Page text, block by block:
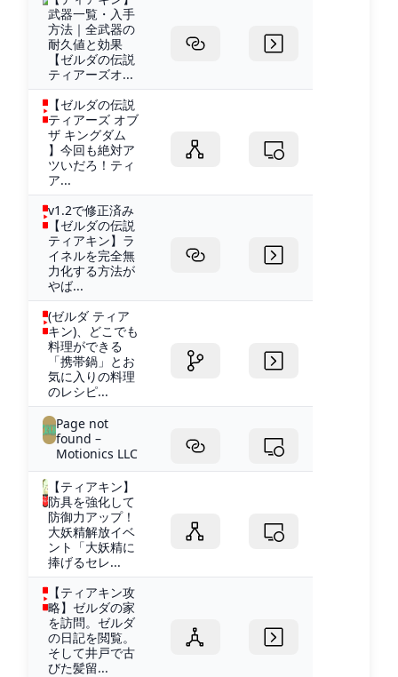
武器一覧・入手
方法｜全武器の
耐久値と効果
【ゼルダの伝説
ティアーズオ...
【ゼルダの伝説
ティアーズ オブ
ザ キングダム
】今回も絶対ア
ツいだろ！ティ
ア...
v1.2で修正済み
【ゼルダの伝説
ティアキン】ラ
イネルを完全無
力化する方法が
やば...
(ゼルダ ティア
キン)、どこでも
料理ができる
「携帯鍋」とお
気に入りの料理
のレシピ...
Page not
found –
Motionics LLC
【ティアキン】
防具を強化して
防御力アップ！
大妖精解放イベ
ント「大妖精に
捧げるセレ...
【ティアキン攻
略】ゼルダの家
を訪問。ゼルダ
の日記を閲覧。
そして井戸で古
びた髪留...